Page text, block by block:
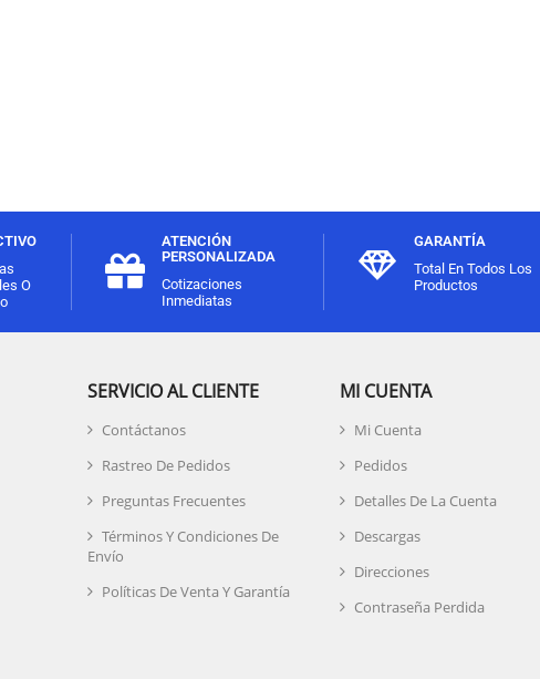
O
ATENCIÓN
PERSONALIZADA
Cotizaciones
Inmediatas
GARANTÍA
Total En Todos Los
Productos
SERVICIO AL CLIENTE
Contáctanos
Rastreo De Pedidos
Preguntas Frecuentes
Términos Y Condiciones De
Envío
Políticas De Venta Y Garantía
MI CUENTA
Mi Cuenta
Pedidos
Detalles De La Cuenta
Descargas
Direcciones
Contraseña Perdida